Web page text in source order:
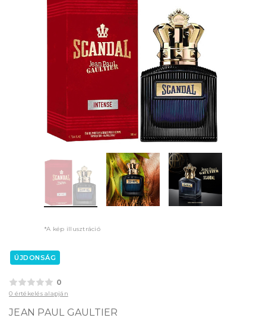
*A kép illusztráció
ÚJDONSÁG
0
0 értékelés alapján
JEAN PAUL GAULTIER